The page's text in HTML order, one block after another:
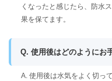
くなったと感じたら、防水
果を保てます。
Q. 使用後はどのようにお
A. 使用後は水気をよく切っ